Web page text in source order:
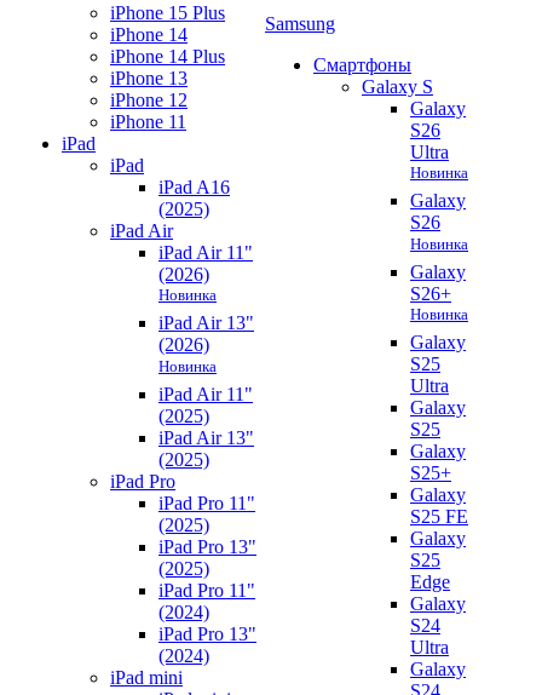
iPhone 15 Plus
iPhone 14
iPhone 14 Plus
iPhone 13
iPhone 12
iPhone 11
iPad
iPad
iPad A16
(2025)
iPad Air
iPad Air 11"
(2026)
Новинка
iPad Air 13"
(2026)
Новинка
iPad Air 11"
(2025)
iPad Air 13"
(2025)
iPad Pro
iPad Pro 11"
(2025)
iPad Pro 13"
(2025)
iPad Pro 11"
(2024)
iPad Pro 13"
(2024)
iPad mini
Samsung
Смартфоны
Galaxy S
Galaxy
S26
Ultra
Новинка
Galaxy
S26
Новинка
Galaxy
S26+
Новинка
Galaxy
S25
Ultra
Galaxy
S25
Galaxy
S25+
Galaxy
S25 FE
Galaxy
S25
Edge
Galaxy
S24
Ultra
Galaxy
S24